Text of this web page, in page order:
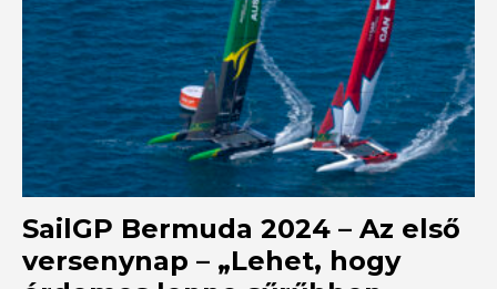
SailGP Bermuda 2024 – Az első
versenynap – „Lehet, hogy